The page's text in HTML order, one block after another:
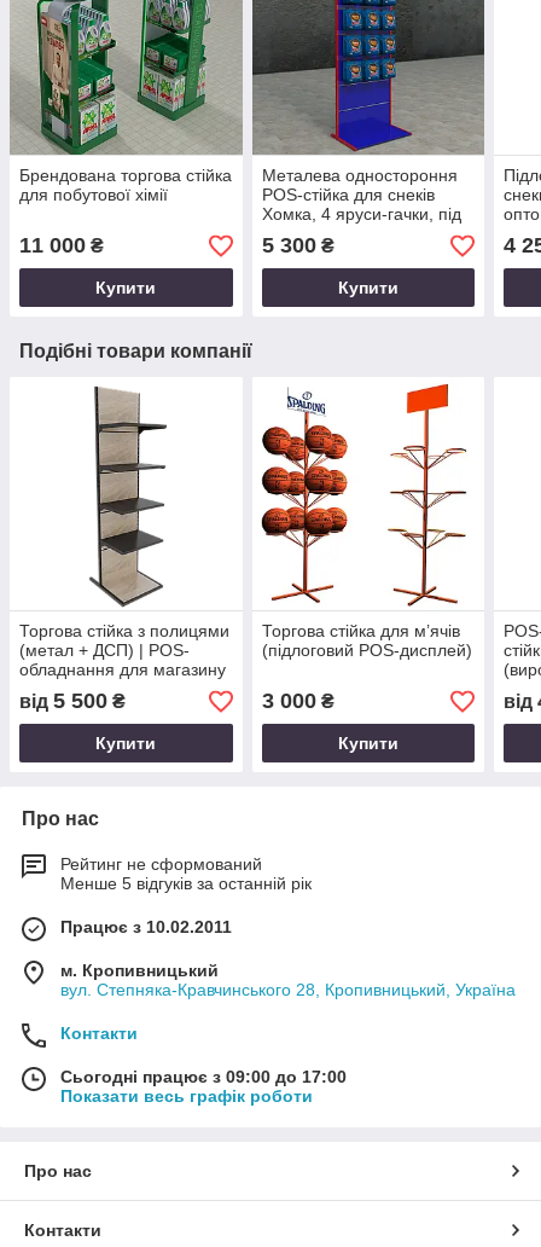
Брендована торгова стійка
для побутової хімії
11 000 ₴
Купити
Металева одностороння
POS-стійка для снеків
Хомка, 4 яруси-гачки, під
замовлення оптом
5 300₴
Купити
4
Подібні товари компанії
Торгова стійка з полицями
(метал + ДСП) | POS-
обладнання для магазину
від 5 500 ₴
Купити
Торгова стійка для м’ячів
(підлоговий POS-дисплей)
3 000₴
Купити
від
Про нас
Рейтинг не сформований
Менше 5 відгуків за останній рік
Працює з 10.02.2011
м. Кропивницький
вул. Степняка-Кравчинського 28, Кропивницький, Україна
Контакти
Сьогодні працює з 09:00 до 17:00
Показати весь графік роботи
Про нас
Контакти